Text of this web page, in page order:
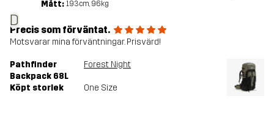
D
Mått: 193cm, 96kg
Precis som förväntat.
Motsvarar mina förväntningar. Prisvärd!
Pathfinder
Backpack 68L
Forest Night
Köpt storlek One Size